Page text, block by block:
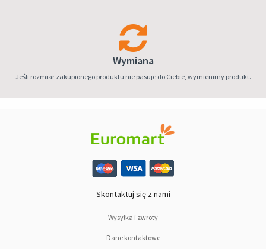
Wymiana
Jeśli rozmiar zakupionego produktu nie pasuje do Ciebie, wymienimy produkt.
Skontaktuj się z nami
Wysyłka i zwroty
Dane kontaktowe